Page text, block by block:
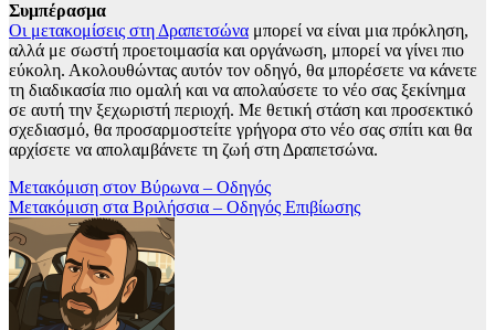
Συμπέρασμα
Οι μετακομίσεις στη Δραπετσώνα μπορεί να είναι μια πρόκληση,
αλλά με σωστή προετοιμασία και οργάνωση, μπορεί να γίνει πιο
εύκολη. Ακολουθώντας αυτόν τον οδηγό, θα μπορέσετε να κάνετε
τη διαδικασία πιο ομαλή και να απολαύσετε το νέο σας ξεκίνημα
σε αυτή την ξεχωριστή περιοχή. Με θετική στάση και προσεκτικό
σχεδιασμό, θα προσαρμοστείτε γρήγορα στο νέο σας σπίτι και θα
αρχίσετε να απολαμβάνετε τη ζωή στη Δραπετσώνα.
Πλοήγηση
άρθρων
Μετακόμιση στον Βύρωνα – Οδηγός
Μετακόμιση στα Βριλήσσια – Οδηγός Επιβίωσης